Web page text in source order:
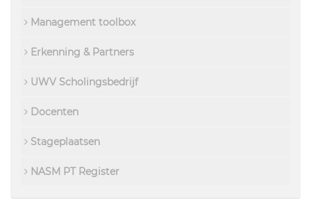
Management toolbox
Erkenning & Partners
UWV Scholingsbedrijf
Docenten
Stageplaatsen
NASM PT Register